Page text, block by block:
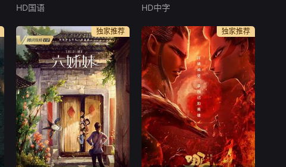
杜奕衡
悬疑惊悚电影。本片通过男女
主人公和反面人物强烈对比，
传达出对于单纯美好的人类情
感的向往，也表达出创作者引
导观众积极向善的阳光正能
量。也通过对于村民的觉悟过
程，展现封建思想的糟粕之
处，传达“要依靠自己的
HD国语
Bentein
The action takes place i
n a grim anarchist future civi
lization after a big crash or
war. A young m
HD中字
独家推荐 独家推荐